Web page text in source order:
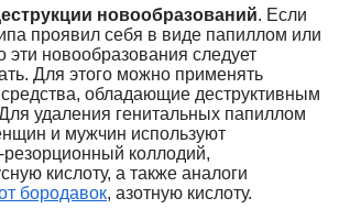
новообразований. Если
проявил себя в виде папиллом или
эти новообразования следует
Для этого можно применять
обладающие деструктивным
удаления генитальных папиллом
и мужчин используют
коллодий,
кислоту, а также аналоги
бородавок, азотную кислоту.